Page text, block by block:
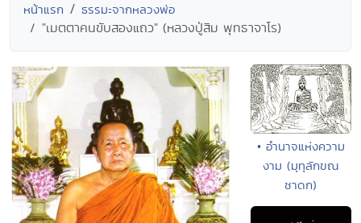
หน้าแรก ธรรมะจากหลวงพ่อ
"เมตตาคนขับสองแถว" (หลวงปู่สิม พุทธาจาโร)
• อำนาจแห่งความ
งาม (มุทุลักขณ
ชาดก)